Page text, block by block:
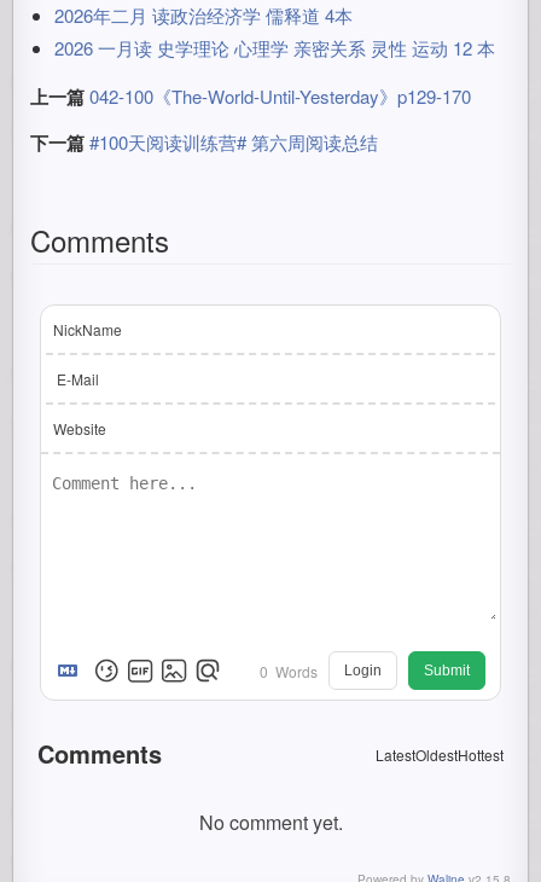
2026年二月 读政治经济学 儒释道 4本
2026 一月读 史学理论 心理学 亲密关系 灵性 运动 12 本
上一篇 042-100《The-World-Until-Yesterday》p129-170
下一篇 #100天阅读训练营# 第六周阅读总结
Comments
NickName
E-Mail
Website
0 Words Login Submit
Comments LatestOldestHottest
No comment yet.